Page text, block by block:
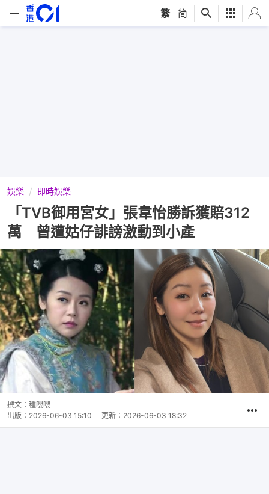
繁 简
娛樂 即時娛樂
「TVB御用宮女」張韋怡勝訴獲賠312
萬 曾遭姑仔誹謗激動到小產
撰文： 種嚶嚶
出版： 2026-06-03 15:10 更新： 2026-06-03 18:32